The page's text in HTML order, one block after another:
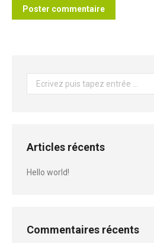
Poster commentaire
Recherche
:
Articles récents
Hello world!
Commentaires récents